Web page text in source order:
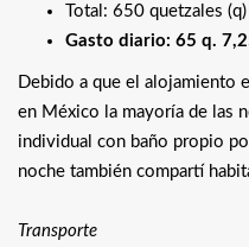
Total: 650 quetzales (q)
Gasto diario: 65 q.
Debido a que el alojamiento
en México la mayoría de las
individual con baño propio
noche también compartí
Transporte